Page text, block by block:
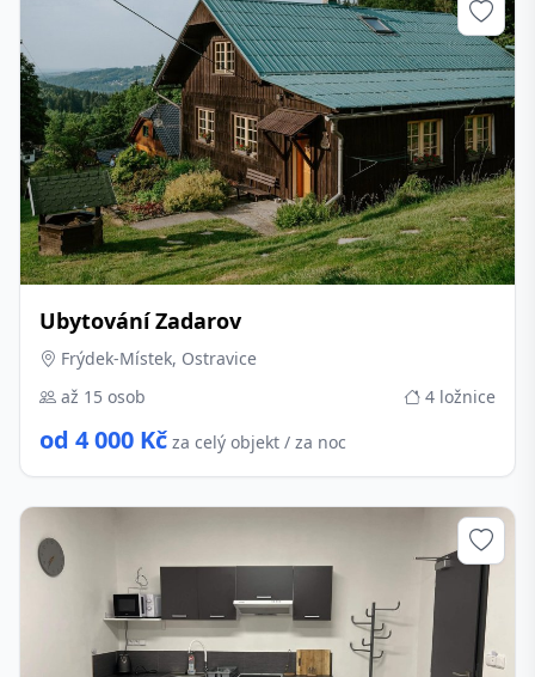
Ubytování Zadarov
Frýdek-Místek, Ostravice
až 15 osob
4 ložnice
od 4 000 Kč za celý objekt / za noc